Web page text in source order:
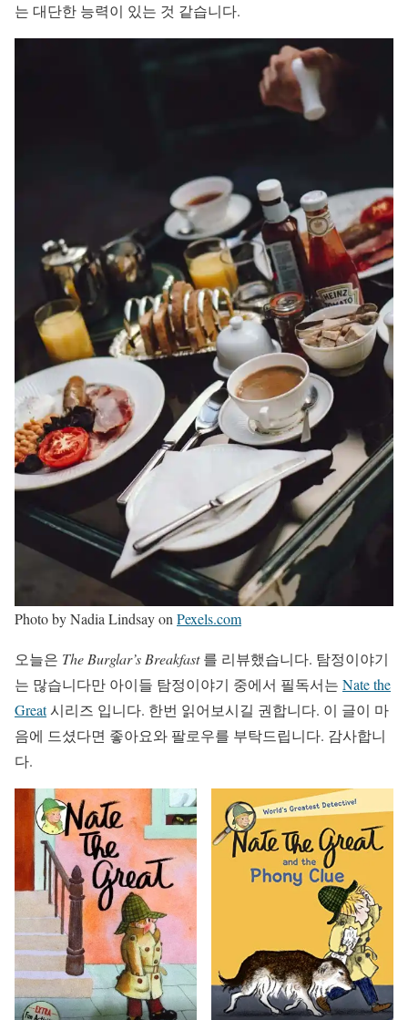
는 대단한 능력이 있는 것 같습니다.
Photo by Nadia Lindsay on Pexels.com
오늘은 The Burglar’s Breakfast를 리뷰했습니다. 탐정이야기
는 많습니다만 아이들 탐정이야기 중에서 필독서는 Nate the
Great시리즈 입니다. 한번 읽어보시길 권합니다. 이 글이 마
음에 드셨다면 좋아요와 팔로우를 부탁드립니다. 감사합니
다.